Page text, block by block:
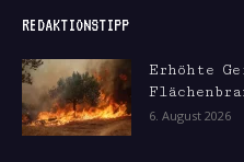
REDAKTIONSTIPP
Erhöhte
6. August 2026